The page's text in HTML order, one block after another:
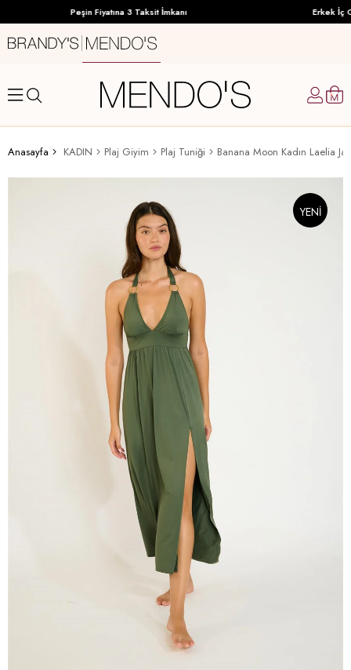
Peşin Fiyatına 3 Taksit İmkanı Erkek İç
Anasayfa KADIN Plaj Giyim Plaj Tuniği Banana Moon Kadın Laelia
YENI